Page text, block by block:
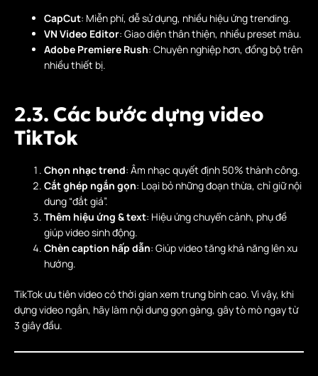
CapCut: Miễn phí, dễ sử dụng, nhiều hiệu ứng trending.
VN Video Editor: Giao diện thân thiện, nhiều preset màu.
Adobe Premiere Rush: Chuyên nghiệp hơn, đồng bộ trên
nhiều thiết bị.
2.3. Các bước dựng video
TikTok
Chọn nhạc trend: Âm nhạc quyết định 50% thành công.
Cắt ghép ngắn gọn: Loại bỏ những đoạn thừa, chỉ giữ nội
dung “đắt giá”.
Thêm hiệu ứng & text: Hiệu ứng chuyển cảnh, phụ đề
giúp video sinh động.
Chèn caption hấp dẫn: Giúp video tăng khả năng lên xu
hướng.
TikTok ưu tiên video có thời gian xem trung bình cao. Vì vậy, khi
dựng video ngắn, hãy làm nội dung gọn gàng, gây tò mò ngay từ
3 giây đầu.